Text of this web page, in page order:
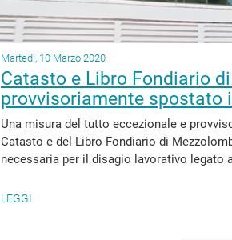
Martedì, 10 Marzo 2020
Catasto e Libro Fondiario
provvisoriamente spostato
Una misura del tutto eccezionale e
Catasto e del Libro Fondiario di
necessaria per il disagio lavorativo legato
LEGGI